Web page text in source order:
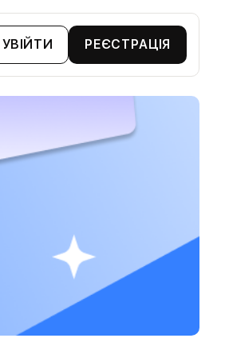
УВІЙТИ РЕЄСТРАЦІЯ